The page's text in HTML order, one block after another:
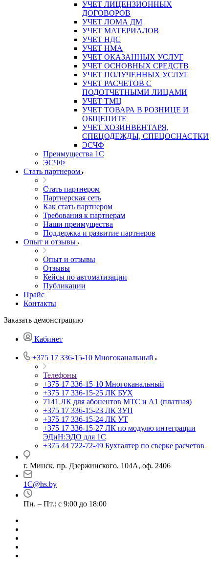
УЧЕТ ЛИЦЕНЗИОННЫХ
ДОГОВОРОВ
УЧЕТ ЛОМА ДМ
УЧЕТ МАТЕРИАЛОВ
УЧЕТ НДС
УЧЕТ НМА
УЧЕТ ОКАЗАННЫХ УСЛУГ
УЧЕТ ОСНОВНЫХ СРЕДСТВ
УЧЕТ ПОЛУЧЕННЫХ УСЛУГ
УЧЕТ РАСЧЕТОВ С
ПОДОТЧЕТНЫМИ ЛИЦАМИ
УЧЕТ ТМЦ
УЧЕТ ТОВАРА В РОЗНИЦЕ И
ОБЩЕПИТЕ
УЧЕТ ХОЗИНВЕНТАРЯ,
СПЕЦОДЕЖДЫ, СПЕЦОСНАСТКИ
ЭСЧФ
Преимущества 1С
ЭСЧФ
Стать партнером
Стать партнером
Партнерская сеть
Как стать партнером
Требования к партнерам
Наши преимущества
Поддержка и развитие партнеров
Опыт и отзывы
Опыт и отзывы
Отзывы
Кейсы по автоматизации
Публикации
Прайс
Контакты
Заказать демонстрацию
Кабинет
+375 17 336-15-10 Многоканальный
Телефоны
+375 17 336-15-10 Многоканальный
+375 17 336-15-25 ЛК БУХ
7141 ЛК для абонентов МТС и А1 (платная)
+375 17 336-15-23 ЛК ЗУП
+375 17 336-15-24 ЛК УТ
+375 17 336-15-27 ЛК по модулю интеграции
ЭДиН:ЭДО для 1С
+375 44 722-72-49 Бухгалтер по сверке расчетов
г. Минск, пр. Дзержинского, 104А, оф. 2406
1C@hs.by
Пн. – Пт.: с 9:00 до 18:00